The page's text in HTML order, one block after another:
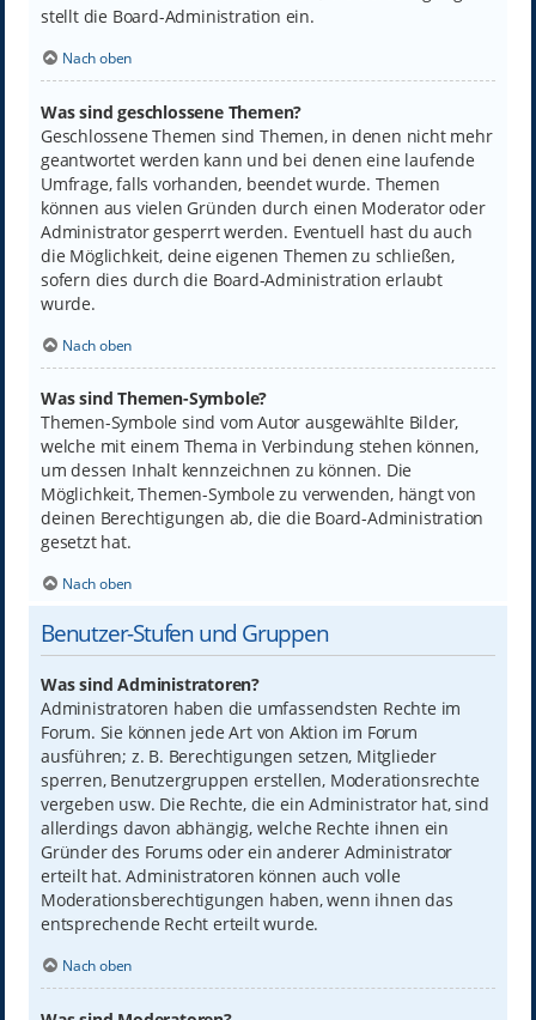
stellt die Board-Administration ein.
Nach oben
Was sind geschlossene Themen?
Geschlossene Themen sind Themen, in denen nicht mehr
geantwortet werden kann und bei denen eine laufende
Umfrage, falls vorhanden, beendet wurde. Themen
können aus vielen Gründen durch einen Moderator oder
Administrator gesperrt werden. Eventuell hast du auch
die Möglichkeit, deine eigenen Themen zu schließen,
sofern dies durch die Board-Administration erlaubt
wurde.
Nach oben
Was sind Themen-Symbole?
Themen-Symbole sind vom Autor ausgewählte Bilder,
welche mit einem Thema in Verbindung stehen können,
um dessen Inhalt kennzeichnen zu können. Die
Möglichkeit, Themen-Symbole zu verwenden, hängt von
deinen Berechtigungen ab, die die Board-Administration
gesetzt hat.
Nach oben
Benutzer-Stufen und Gruppen
Was sind Administratoren?
Administratoren haben die umfassendsten Rechte im
Forum. Sie können jede Art von Aktion im Forum
ausführen; z. B. Berechtigungen setzen, Mitglieder
sperren, Benutzergruppen erstellen, Moderationsrechte
vergeben usw. Die Rechte, die ein Administrator hat, sind
allerdings davon abhängig, welche Rechte ihnen ein
Gründer des Forums oder ein anderer Administrator
erteilt hat. Administratoren können auch volle
Moderationsberechtigungen haben, wenn ihnen das
entsprechende Recht erteilt wurde.
Nach oben